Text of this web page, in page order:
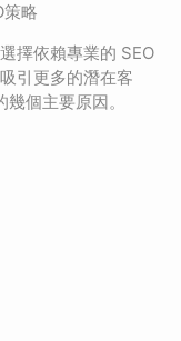
略
擇依賴專業的 SEO
引更多的潛在客
個主要原因。